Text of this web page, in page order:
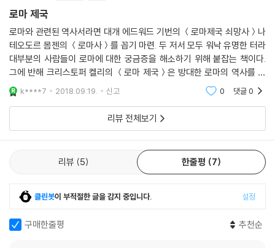
베르길리우스의 서사시, 플루타르코스와 수에토니우스의 전기물 등을 심
도 있게 분석한다.
속주 도시들의 실상과 검투 경기 장면까지 묘사
저자는 속주의 도시들에 새겨진 비문과 건축물, 축제와 행렬, 조각품, 모자
이크나 벽화 등에 기록된 이미지나 상징을 통해서 속주민들이 황제의 권력
을 이해하고 새로운 제국 안에서 자신들의 위치와 정체성을 확립하려고 노
력했던 시도들을 추적하고 재구성한다. 또한 사회 주변부에 위치한 기독교
겨봄으로써 로마 제국이 어떠한 방식으로 사회를 체계화하고 질서를 부여
했는지, 그리고 자신들에 대한 기억을 남기기 어려웠던 평범한 사람들의
덕분에 살아남은 파피루스 조각의 인구 데이터, 어린 자녀를 잃고 상심한
대인들의 삶에 대한 이해를 돕는다.
로마 제국
로마와 관련된 역사서라면 대개 에드워드 기번의 ＜로마제국 쇠망사＞나
테오도르 몸젠의 ＜로마사＞를 꼽기 마련. 두 저서 모두 워낙 유명한 터라
대부분의 사람들이 로마에 대한 궁금증을 해소하기 위해 붙잡는 책이다.
그에 반해 크리스토퍼 켈리의 ＜로마 제국＞은 방대한 로마의 역사를 모
두 다루기보다는 제국의 전성기인 기원전 31년부터 서기 192년까지 약 2
00년, 즉 황제 아우구
k****7 2018.09.19. 신고 0 댓글0
리뷰 전체보기
리뷰 5 한줄평 7
클린봇이 부적절한 글을 감지 중입니다. 설정
구매한줄평 추천순